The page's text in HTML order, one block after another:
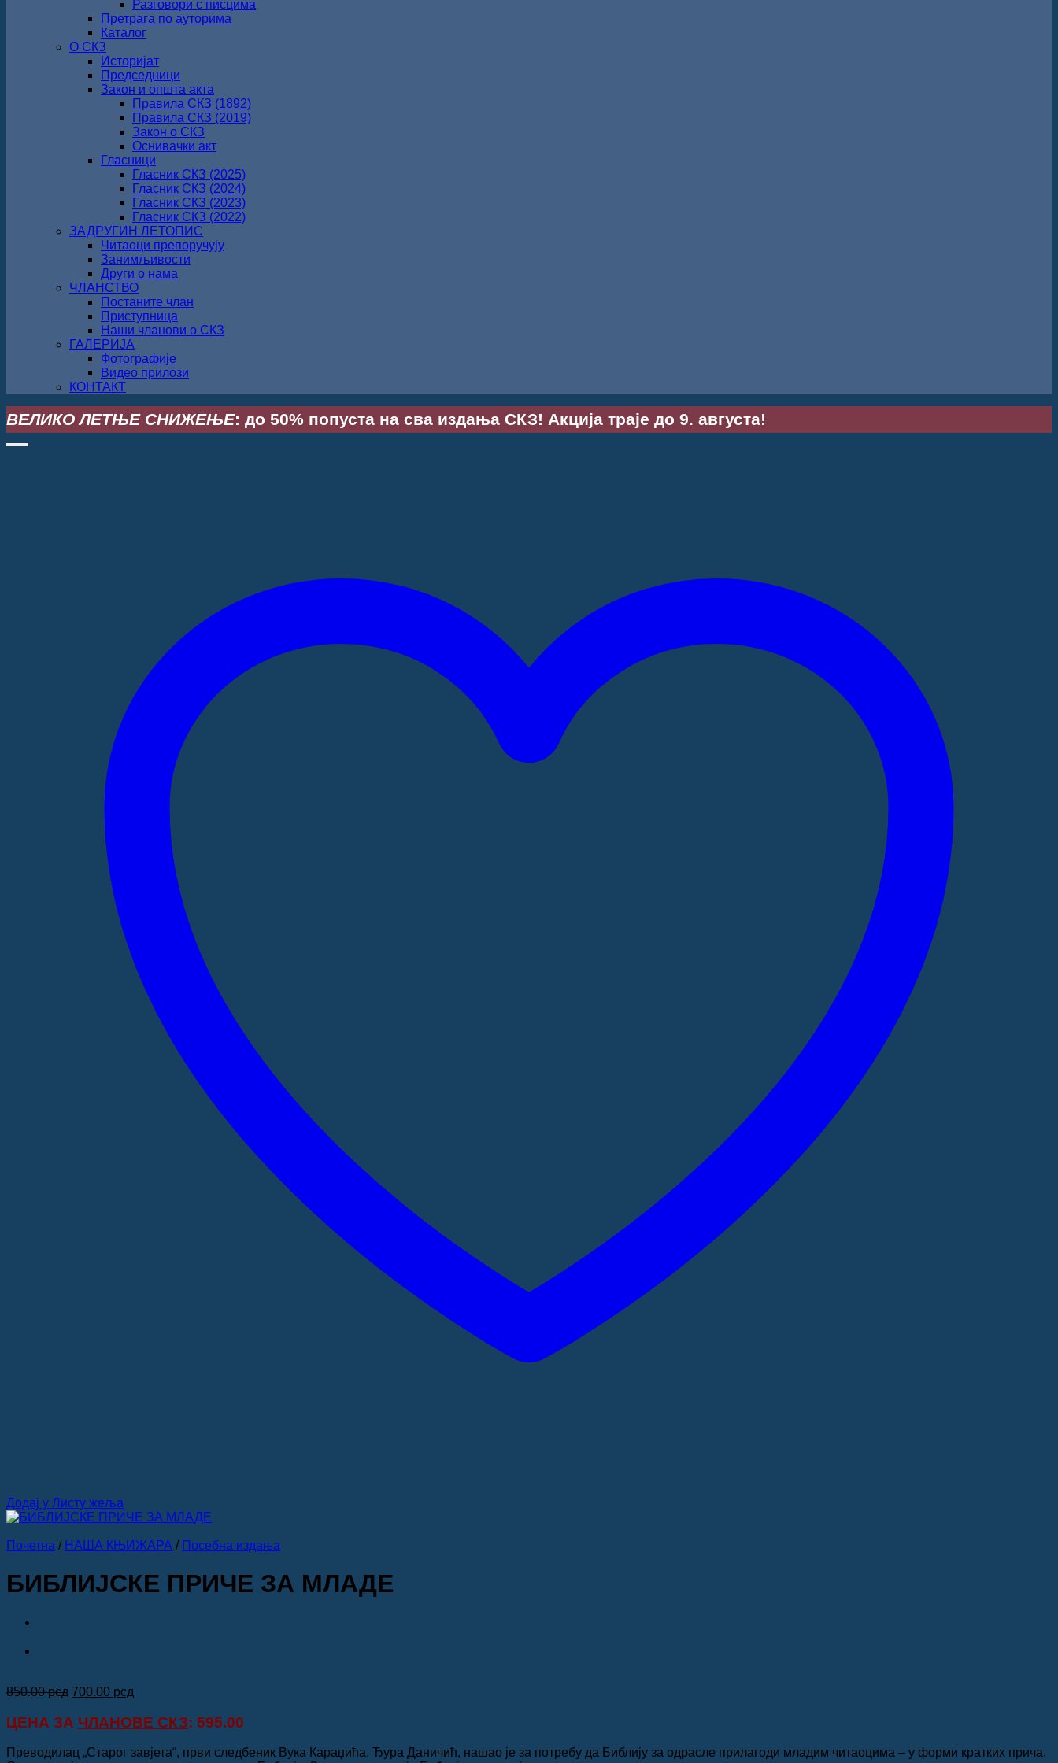
Разговори с писцима
Претрага по ауторима
Каталог
О СКЗ
Историјат
Председници
Закон и општа акта
Правила СКЗ (1892)
Правила СКЗ (2019)
Закон о СКЗ
Оснивачки акт
Гласници
Гласник СКЗ (2025)
Гласник СКЗ (2024)
Гласник СКЗ (2023)
Гласник СКЗ (2022)
ЗАДРУГИН ЛЕТОПИС
Читаоци препоручују
Занимљивости
Други о нама
ЧЛАНСТВО
Постаните члан
Приступница
Наши чланови о СКЗ
ГАЛЕРИЈА
Фотографије
Видео прилози
КОНТАКТ
ВЕЛИКО ЛЕТЊЕ СНИЖЕЊЕ: до 50% попуста на сва издања СКЗ! Акција траје до 9. августа!
Додај у Листу жеља
Почетна / НАША КЊИЖАРА / Посебна издања
БИБЛИЈСКЕ ПРИЧЕ ЗА МЛАДЕ
850.00рсд Оригинална
је
била:
850.00 рсд.
700.00 рсд
је:
700.00 рсд.
ЦЕНА ЗА ЧЛАНОВЕ СКЗ: 595.00
Преводилац „Старог завјета“, први следбеник Вука Караџића, Ђура Даничић, нашао је за потребу да Библију за одрасле прилагоди младим читаоцима – у форми кратких прича.